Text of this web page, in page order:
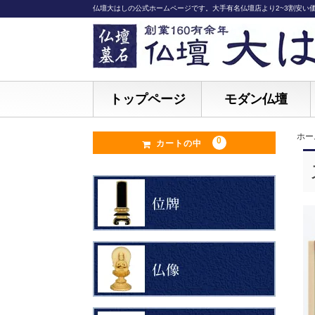
仏壇大はしの公式ホームページです。大手有名仏壇店より2~3割安
トップページ モダン仏壇
ホ
カートの中 0